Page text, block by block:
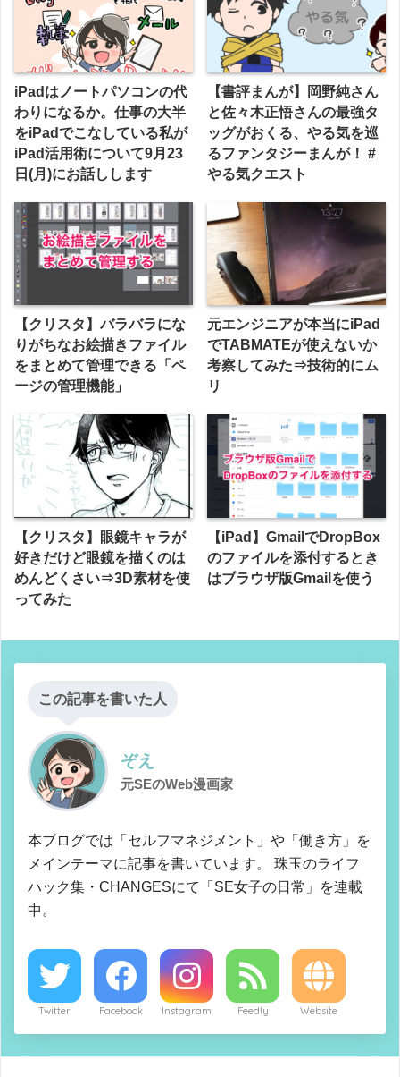
iPadはノートパソコンの代
わりになるか。仕事の大半
をiPadでこなしている私が
iPad活用術について9月23
日(月)にお話しします
【書評まんが】岡野純さん
と佐々木正悟さんの最強タ
ッグがおくる、やる気を巡
るファンタジーまんが！ #
やる気クエスト
【クリスタ】バラバラにな
りがちなお絵描きファイル
をまとめて管理できる「ペ
ージの管理機能」
元エンジニアが本当にiPad
でTABMATEが使えないか
考察してみた⇒技術的にム
リ
【クリスタ】眼鏡キャラが
好きだけど眼鏡を描くのは
めんどくさい⇒3D素材を使
ってみた
【iPad】GmailでDropBox
のファイルを添付するとき
はブラウザ版Gmailを使う
この記事を書いた人
ぞえ
元SEのWeb漫画家
本ブログでは「セルフマネジメント」や「働き方」を
メインテーマに記事を書いています。 珠玉のライフ
ハック集・CHANGESにて「SE女子の日常」を連載
中。
Twitter Facebook Instagram Feedly Website